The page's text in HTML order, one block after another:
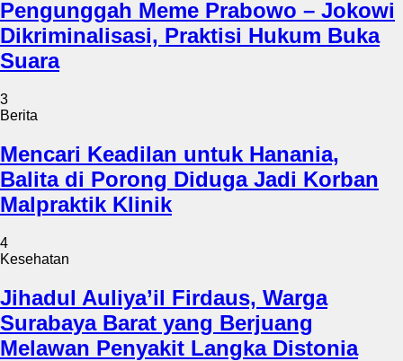
Pengunggah Meme Prabowo – Jokowi
Dikriminalisasi, Praktisi Hukum Buka
Suara
3
Berita
Mencari Keadilan untuk Hanania,
Balita di Porong Diduga Jadi Korban
Malpraktik Klinik
4
Kesehatan
Jihadul Auliya’il Firdaus, Warga
Surabaya Barat yang Berjuang
Melawan Penyakit Langka Distonia